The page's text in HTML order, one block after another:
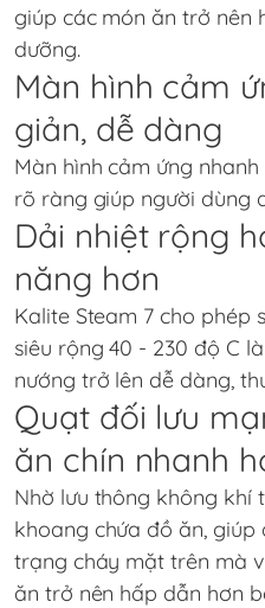
giúp các món ăn trở nên
dưỡng.
Màn hình cảm
giản, dễ dàng
Màn hình cảm ứng
rõ ràng giúp người dùng
Dải nhiệt rộng
năng hơn
Kalite Steam 7 cho phép
siêu rộng 40 - 230 độ C
nướng trở lên dễ dàng,
Quạt đối lưu
ăn chín nhanh
Nhờ lưu thông không khí
khoang chứa đồ ăn,
trạng cháy mặt trên mà
ăn trở nên hấp dẫn hơn